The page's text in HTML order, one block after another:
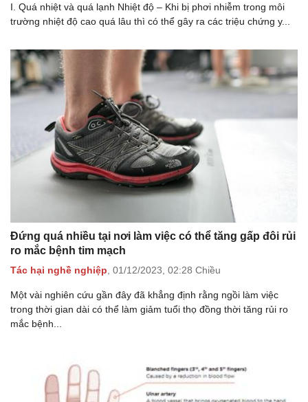
I. Quá nhiệt và quá lạnh Nhiệt độ – Khi bị phơi nhiễm trong môi
trường nhiệt độ cao quá lâu thì có thể gây ra các triệu chứng y...
Đứng quá nhiều tại nơi làm việc có thể tăng gấp đôi rủi
ro mắc bệnh tim mạch
Tác hại nghề nghiệp 01/12/2023, 02:28 Chiều
Một vài nghiên cứu gần đây đã khẳng định rằng ngồi làm việc
trong thời gian dài có thể làm giảm tuổi thọ đồng thời tăng rủi ro
mắc bệnh...